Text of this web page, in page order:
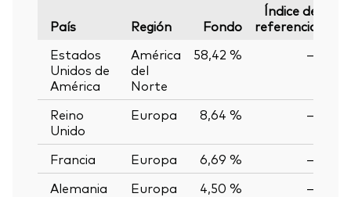
País Región Fondo
Índice de
referencia
Estados
Unidos de
América
América
del
Norte
58,42 % —
Reino
Unido
Europa 8,64 % —
Francia Europa 6,69 %
—
Alemania
Europa 4,50 %
—